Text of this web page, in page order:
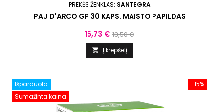
PREKĖS ŽENKLAS: SANTEGRA
PAU D'ARCO GP 30 KAPS. MAISTO PAPILDAS
Kaina
15,73 € Bazinė
kaina
18,50 €
 Į krepšelį
−15%
Išparduota
Sumažinta kaina